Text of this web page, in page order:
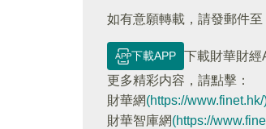
如有意願轉載，請發郵件至
下載APP
下載財華財
更多精彩内容，請點擊：
財華網(https://www.finet.hk/
財華智庫網(https://